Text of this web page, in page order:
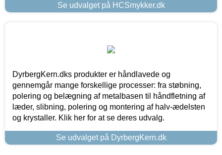
Se udvalget på HCSmykker.dk
DyrbergKern.dks produkter er håndlavede og
gennemgår mange forskellige processer: fra støbning,
polering og belægning af metalbasen til håndfletning af
læder, slibning, polering og montering af halv-ædelsten
og krystaller. Klik her for at se deres udvalg.
Se udvalget på DyrbergKern.dk